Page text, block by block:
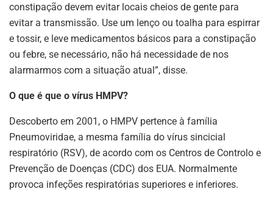
constipação devem evitar locais cheios de gente para
evitar a transmissão. Use um lenço ou toalha para espirrar
e tossir, e leve medicamentos básicos para a constipação
ou febre, se necessário, não há necessidade de nos
alarmarmos com a situação atual”, disse.
O que é que o vírus HMPV?
Descoberto em 2001, o HMPV pertence à família
Pneumoviridae, a mesma família do vírus sincicial
respiratório (RSV), de acordo com os Centros de Controlo e
Prevenção de Doenças (CDC) dos EUA. Normalmente
provoca infeções respiratórias superiores e inferiores.